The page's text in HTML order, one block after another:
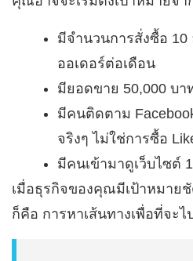
มีจำนวนการสั่งซื้อ 10
ออเดอร์ต่อเดือน
มียอดขาย 50,000 บา
มีคนติดตาม
จริงๆ ไม่ใช่การซื้อ
มีคนเข้ามาดูเว็บไซต์
เมื่อธุรกิจของคุณมีเป้าหมาย
ก็คือ การหาเส้นทางเพื่อที่จะ